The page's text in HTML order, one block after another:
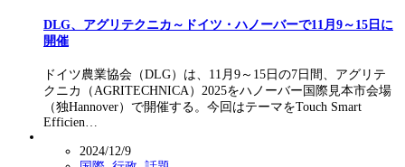
DLG、アグリテクニカ～ドイツ・ハノーバーで11月9～15日に
開催
ドイツ農業協会（DLG）は、11月9～15日の7日間、アグリテ
クニカ（AGRITECHNICA）2025をハノーバー国際見本市会場
（独Hannover）で開催する。今回はテーマをTouch Smart
Efficien…
2024/12/9